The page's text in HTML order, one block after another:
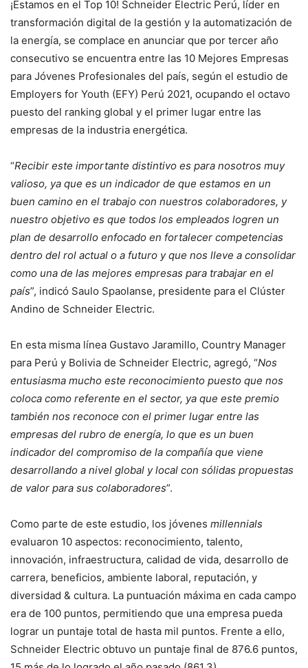
¡Estamos en el Top 10! Schneider Electric Perú, líder en
transformación digital de la gestión y la automatización de
la energía, se complace en anunciar que por tercer año
consecutivo se encuentra entre las 10 Mejores Empresas
para Jóvenes Profesionales del país, según el estudio de
Employers for Youth (EFY) Perú 2021, ocupando el octavo
puesto del ranking global y el primer lugar entre las
empresas de la industria energética.
“Recibir este importante distintivo es para nosotros muy
valioso, ya que es un indicador de que estamos en un
buen camino en el trabajo con nuestros colaboradores, y
nuestro objetivo es que todos los empleados logren un
plan de desarrollo enfocado en fortalecer competencias
dentro del rol actual o a futuro y que nos lleve a consolidar
como una de las mejores empresas para trabajar en el
país”, indicó Saulo Spaolanse, presidente para el Clúster
Andino de Schneider Electric.
En esta misma línea Gustavo Jaramillo, Country Manager
para Perú y Bolivia de Schneider Electric, agregó, “Nos
entusiasma mucho este reconocimiento puesto que nos
coloca como referente en el sector, ya que este premio
también nos reconoce con el primer lugar entre las
empresas del rubro de energía, lo que es un buen
indicador del compromiso de la compañía que viene
desarrollando a nivel global y local con sólidas propuestas
de valor para sus colaboradores”.
Como parte de este estudio, los jóvenes millennials
evaluaron 10 aspectos: reconocimiento, talento,
innovación, infraestructura, calidad de vida, desarrollo de
carrera, beneficios, ambiente laboral, reputación, y
diversidad & cultura. La puntuación máxima en cada campo
era de 100 puntos, permitiendo que una empresa pueda
lograr un puntaje total de hasta mil puntos. Frente a ello,
Schneider Electric obtuvo un puntaje final de 876.6 puntos,